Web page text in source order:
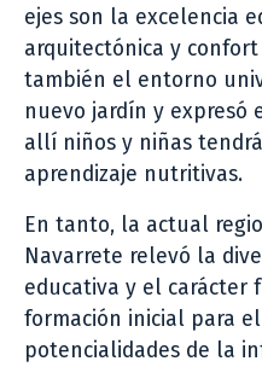
ejes son la excelencia
arquitectónica y
también el entorno
nuevo jardín y expresó
allí niños y niñas
aprendizaje nutritivas.
En tanto, la actual
Navarrete relevó la
educativa y el carácter
formación inicial para
potencialidades de la